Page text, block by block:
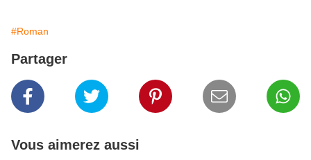
#Roman
Partager
Vous aimerez aussi